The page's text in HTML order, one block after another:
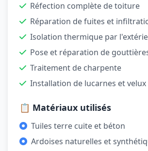
Réfection complète de toiture
Réparation de fuites et
Isolation thermique par
Pose et réparation de
Traitement de charpente
Installation de lucarnes et velux
📋 Matériaux utilisés
Tuiles terre cuite et béton
Ardoises naturelles et